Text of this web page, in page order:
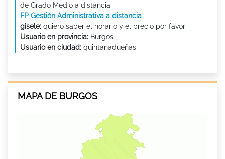
de Grado Medio a distancia
FP Gestión Administrativa a distancia
gisele: quiero saber el horario y el precio por favor
Usuario en provincia: Burgos
Usuario en ciudad: quintanadueñas
MAPA DE BURGOS